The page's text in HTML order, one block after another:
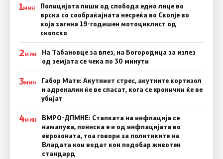
1МИН
Полицијата лиши од слобода едно лице во
врска со сообраќајната несреќа во Скопје во
која загина 19-годишен мотоциклист од
скопско
2МИН
На Табановце за влез, на Богородица за излез
од земјата се чека по 30 минути
3МИН
Габор Мате: Акутниот стрес, акутните кортизол
и адреналин ќе ве спасат, кога се хронични ќе ве
убијат
4МИН
ВМРО-ДПМНЕ: Стапката на инфлација се
намалува, пониска е и од инфлацијата во
еврозоната, тоа говори за политиките на
Владата кои водат кон подобар животен
стандард